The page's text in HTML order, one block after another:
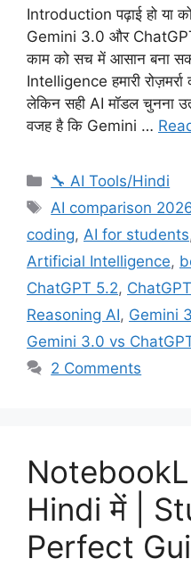
Introduction पढ़ाई हो या
Gemini 3.0 और
काम को सच में आसान बना
Intelligence हमारी
लेकिन सही AI मॉडल चुनना
वजह है कि Gemini …
Categories
🔧 AI Tools/Hindi
Tags
AI comparison
coding, AI for students
Artificial Intelligence,
ChatGPT 5.2,
Reasoning AI, Gemini
Gemini 3.0 vs
2 Comments
Hindi में |
Perfect